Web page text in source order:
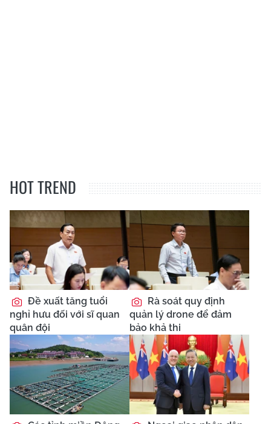
HOT TREND
Đề xuất tăng tuổi
nghỉ hưu đối với sĩ quan
quân đội
Rà soát quy định
quản lý drone để đảm
bảo khả thi